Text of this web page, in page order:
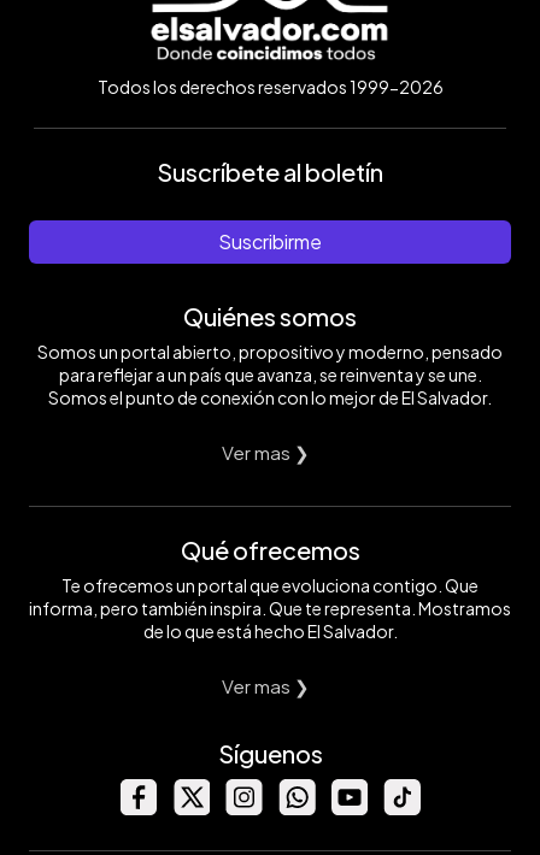
Todos los derechos reservados 1999-2026
Suscríbete al boletín
Suscribirme
Quiénes somos
Somos un portal abierto, propositivo y moderno, pensado
para reflejar a un país que avanza, se reinventa y se une.
Somos el punto de conexión con lo mejor de El Salvador.
Ver mas ❯
Qué ofrecemos
Te ofrecemos un portal que evoluciona contigo. Que
informa, pero también inspira. Que te representa. Mostramos
de lo que está hecho El Salvador.
Ver mas ❯
Síguenos